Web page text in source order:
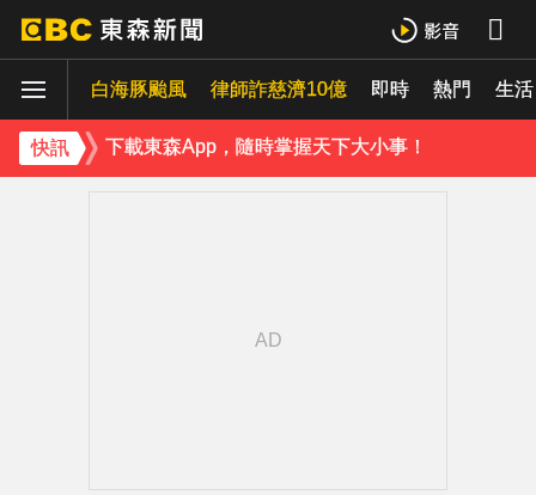
白海豚颱風 律師詐慈濟10億 即時 熱門 生活
快訊
下載東森App，隨時掌握天下大小事！
《理財達人秀》X 安聯投信免費講座報名中！搶先卡位 2027
下載東森App，隨時掌握天下大小事！